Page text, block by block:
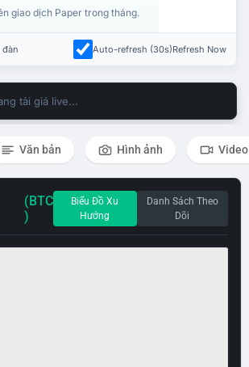
giao dịch Paper trong tháng.
đàn Auto-refresh (30s)Refresh Now
tải giá live...
Văn bản Hình ảnh Video
(BTC
)
Biểu Đồ Xu
Hướng
Danh Sách Theo
Dõi